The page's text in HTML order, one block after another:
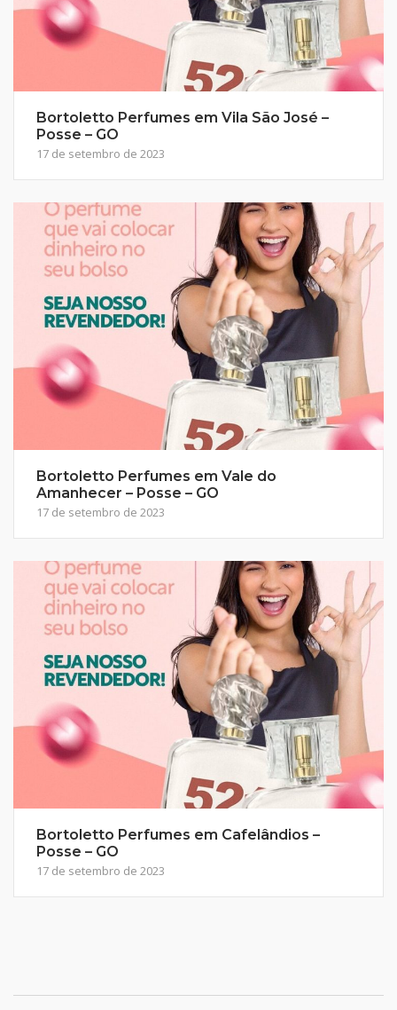
Bortoletto Perfumes em Vila São José –
Posse – GO
17 de setembro de 2023
Bortoletto Perfumes em Vale do
Amanhecer – Posse – GO
17 de setembro de 2023
Bortoletto Perfumes em Cafelândios –
Posse – GO
17 de setembro de 2023